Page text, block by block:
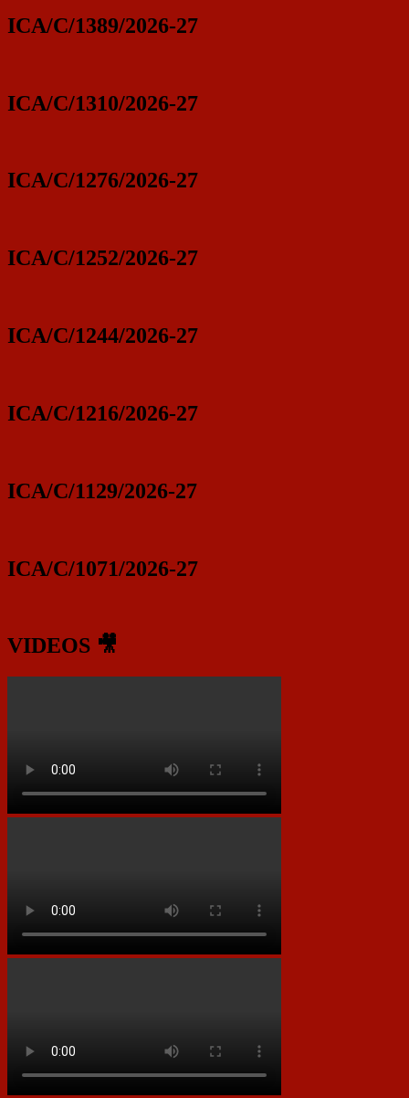
ICA/C/1389/2026-27
ICA/C/1310/2026-27
ICA/C/1276/2026-27
ICA/C/1252/2026-27
ICA/C/1244/2026-27
ICA/C/1216/2026-27
ICA/C/1129/2026-27
ICA/C/1071/2026-27
VIDEOS 🎥